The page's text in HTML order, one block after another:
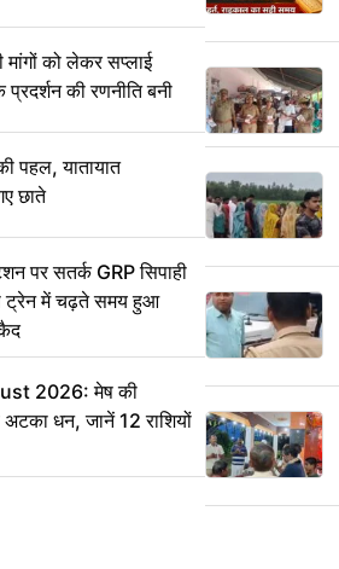
को लेकर सप्लाई
की रणनीति बनी
पहल, यातायात
छाते
पर सतर्क GRP सिपाही
ट्रेन में चढ़ते समय हुआ
2026: मेष की
धन, जानें 12 राशियों